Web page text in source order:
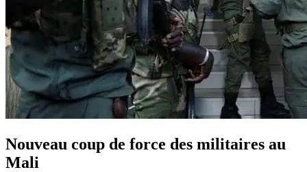
Nouveau coup de force des militaires au
Mali